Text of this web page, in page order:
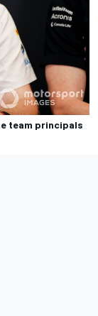
team principals